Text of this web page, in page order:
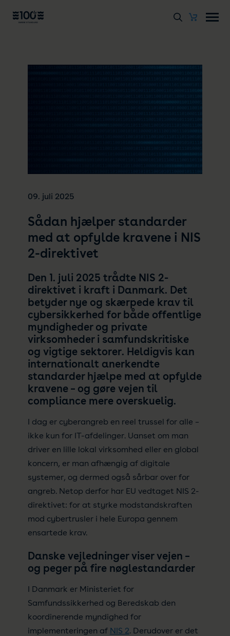
09. juli 2025
Sådan hjælper standarder
med at opfylde kravene i NIS
2-direktivet
Den 1. juli 2025 trådte NIS 2-
direktivet i kraft i Danmark. Det
betyder nye og skærpede krav til
cybersikkerhed for både offentlige
myndigheder og private
virksomheder i samfundskritiske
og vigtige sektorer. Heldigvis kan
internationalt anerkendte
standarder hjælpe med at opfylde
kravene – og gøre vejen til
compliance mere overskuelig.
I dag er cyberangreb en reel trussel for alle –
ikke kun for IT-afdelinger. Uanset om man
driver en lille lokal virksomhed eller en global
koncern, er man afhængig af digitale
systemer, og dermed også sårbar over for
angreb. Netop derfor har EU vedtaget NIS 2-
direktivet: for at styrke modstandskraften
mod cybertrusler i hele Europa gennem
ensartede krav.
Danske vejledninger viser vejen –
og peger på fire nøglestandarder
I Danmark er Ministeriet for
Samfundssikkerhed og Beredskab den
koordinerende myndighed for
implementeringen af NIS 2. Derudover er det